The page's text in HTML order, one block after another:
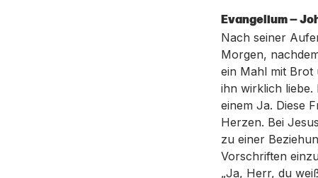
Evangelium — Joh
Nach seiner
Morgen,
ein Mahl mit Brot
ihn wirklich liebe.
einem Ja. Diese
Herzen. Bei
zu einer
Vorschriften
„Ja, Herr, du